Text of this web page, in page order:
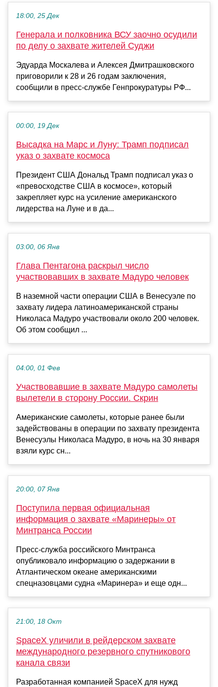
18:00, 25 Дек
Генерала и полковника ВСУ заочно осудили
по делу о захвате жителей Суджи
Эдуарда Москалева и Алексея Дмитрашковского
приговорили к 28 и 26 годам заключения,
сообщили в пресс-службе Генпрокуратуры РФ...
00:00, 19 Дек
Высадка на Марс и Луну: Трамп подписал
указ о захвате космоса
Президент США Дональд Трамп подписал указ о
«превосходстве США в космосе», который
закрепляет курс на усиление американского
лидерства на Луне и в да...
03:00, 06 Янв
Глава Пентагона раскрыл число
участвовавших в захвате Мадуро человек
В наземной части операции США в Венесуэле по
захвату лидера латиноамериканской страны
Николаса Мадуро участвовали около 200 человек.
Об этом сообщил ...
04:00, 01 Фев
Участвовавшие в захвате Мадуро самолеты
вылетели в сторону России. Скрин
Американские самолеты, которые ранее были
задействованы в операции по захвату президента
Венесуэлы Николаса Мадуро, в ночь на 30 января
взяли курс сн...
20:00, 07 Янв
Поступила первая официальная
информация о захвате «Маринеры» от
Минтранса России
Пресс-служба российского Минтранса
опубликовало информацию о задержании в
Атлантическом океане американскими
спецназовцами судна «Маринера» и еще одн...
21:00, 18 Окт
SpaceX уличили в рейдерском захвате
международного резервного спутникового
канала связи
Разработанная компанией SpaceX для нужд